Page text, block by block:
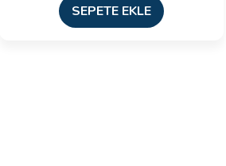
SEPETE EKLE